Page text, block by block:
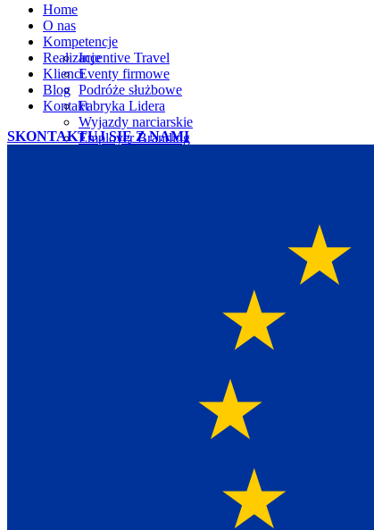
Home
O nas
Kompetencje
Incentive Travel
Eventy firmowe
Podróże służbowe
Fabryka Lidera
Wyjazdy narciarskie
Employer Branding
Realizacje
Klienci
Blog
Kontakt
SKONTAKTUJ SIĘ Z NAMI